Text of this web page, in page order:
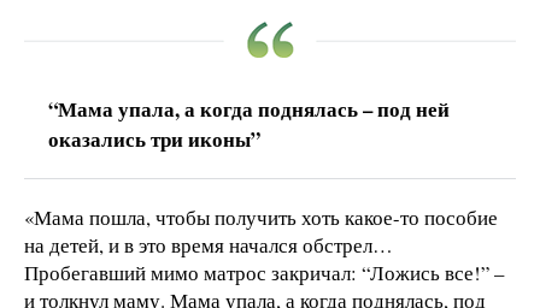
“Мама упала, а когда поднялась – под ней
оказались три иконы”
«Мама пошла, чтобы получить хоть какое-то пособие
на детей, и в это время начался обстрел…
Пробегавший мимо матрос закричал: “Ложись все!” –
и толкнул маму. Мама упала, а когда поднялась, под